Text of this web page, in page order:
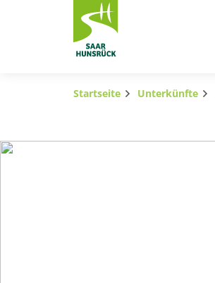
Zum Hauptinhalt springen
Subnavigation umschalten
Startseite Unterkünfte